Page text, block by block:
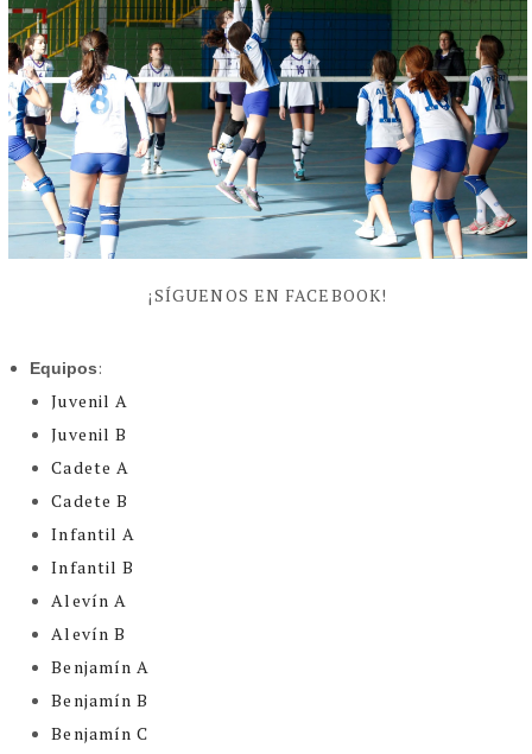
¡SÍGUENOS EN FACEBOOK!
Equipos:
Juvenil A
Juvenil B
Cadete A
Cadete B
Infantil A
Infantil B
Alevín A
Alevín B
Benjamín A
Benjamín B
Benjamín C